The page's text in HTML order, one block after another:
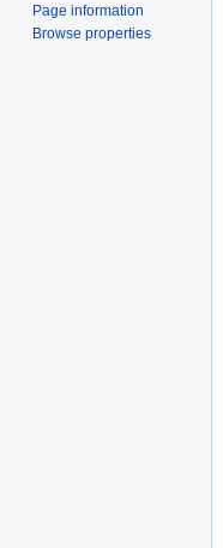
Page information
Browse properties